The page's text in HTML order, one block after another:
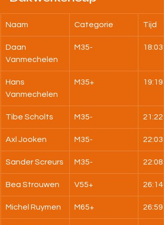
Naam Categorie Tijd
Daan
Vanmechelen
M35- 18:03
Hans
Vanmechelen
M35+ 19:19
Tibe Scholts M35- 21:22
Axl Jooken M35- 22:03
Sander Screurs M35- 22:08
Bea Strouwen V55+ 26:14
Michel Ruymen M65+ 26:59